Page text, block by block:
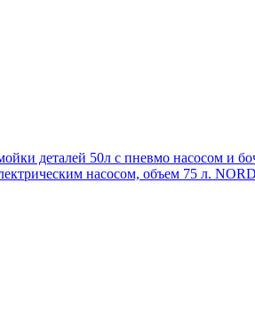
деталей 50л с пневмо насосом и
насосом, объем 75 л.